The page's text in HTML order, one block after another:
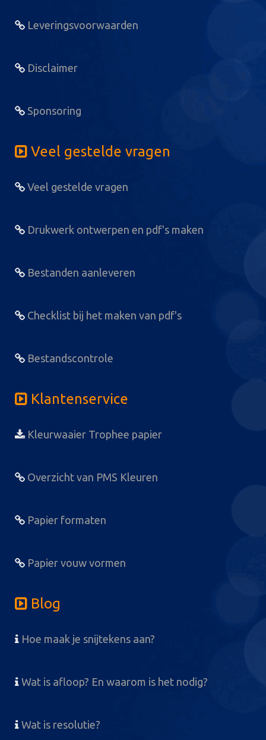
Leveringsvoorwaarden
Disclaimer
Sponsoring
Veel gestelde vragen
Veel gestelde vragen
Drukwerk ontwerpen en pdf's maken
Bestanden aanleveren
Checklist bij het maken van pdf's
Bestandscontrole
Klantenservice
Kleurwaaier Trophee papier
Overzicht van PMS Kleuren
Papier formaten
Papier vouw vormen
Blog
Hoe maak je snijtekens aan?
Wat is afloop? En waarom is het nodig?
Wat is resolutie?